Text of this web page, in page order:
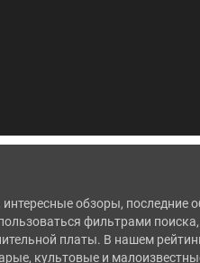
обзоры, последние
фильтрами
платы. В нашем
культовые и